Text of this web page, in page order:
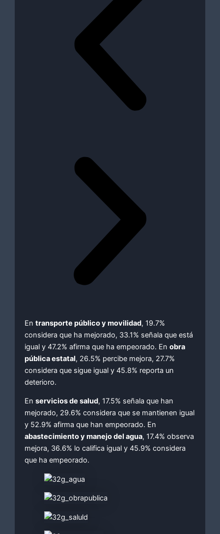
Entransporte público y movilidad, 19.7%
considera que ha mejorado, 33.1% señala que está
igual y 47.2% afirma que ha empeorado. Enobra
pública estatal, 26.5% percibe mejora, 27.7%
considera que sigue igual y 45.8% reporta un
deterioro.
Enservicios de salud, 17.5% señala que han
mejorado, 29.6% considera que se mantienen igual
y 52.9% afirma que han empeorado. En
abastecimiento y manejo del agua, 17.4% observa
mejora, 36.6% lo califica igual y 45.9% considera
que ha empeorado.